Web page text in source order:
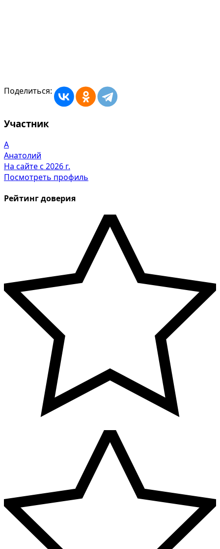
Поделиться:
Участник
А
Анатолий
На сайте с 2026 г.
Посмотреть профиль
Рейтинг доверия